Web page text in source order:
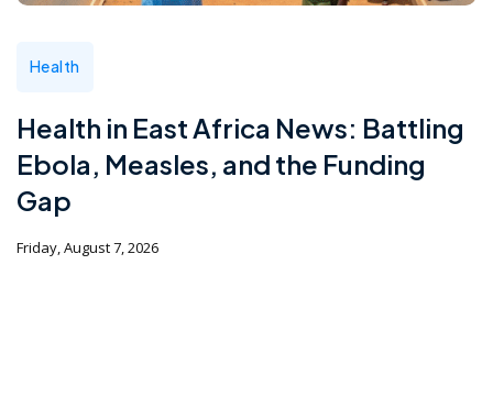
Health
Health in East Africa News: Battling
Ebola, Measles, and the Funding
Gap
Friday, August 7, 2026